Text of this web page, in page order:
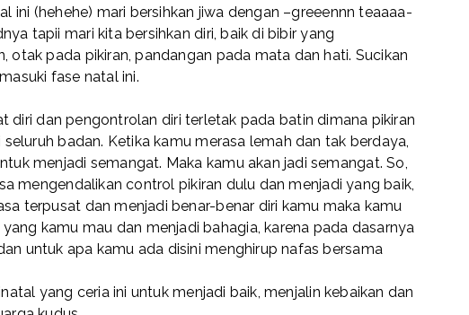
ini (hehehe) mari bersihkan jiwa dengan –greeennn teaaaa-
tapii mari kita bersihkan diri, baik di bibir yang
otak pada pikiran, pandangan pada mata dan hati. Sucikan
fase natal ini.
diri dan pengontrolan diri terletak pada batin dimana pikiran
badan. Ketika kamu merasa lemah dan tak berdaya,
menjadi semangat. Maka kamu akan jadi semangat. So,
mengendalikan control pikiran dulu dan menjadi yang baik,
terpusat dan menjadi benar-benar diri kamu maka kamu
kamu mau dan menjadi bahagia, karena pada dasarnya
untuk apa kamu ada disini menghirup nafas bersama
yang ceria ini untuk menjadi baik, menjalin kebaikan dan